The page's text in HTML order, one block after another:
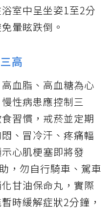
室中呈坐姿1至2分
暈眩跌倒。
高
血脂、高血糖為心
性病患應控制三
習慣，戒菸並定期
、冒冷汗、疼痛輻
心肌梗塞即將發
，勿自行騎車、駕車
甘油保命丸，實際
時緩解症狀2分鐘，